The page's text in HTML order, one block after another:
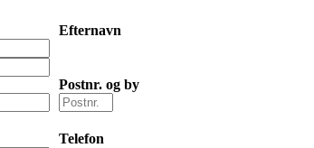
Efternavn
Postnr. og by
Telefon